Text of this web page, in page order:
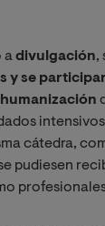
adivulgación,
y se
cátedra,
pudiesen